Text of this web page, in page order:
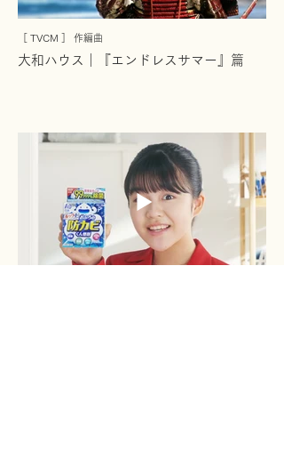
［ TVCM ］ 作編曲
大和ハウス｜『エンドレスサマー』篇